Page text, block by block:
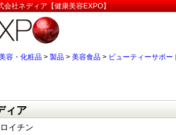
会社ネディア【健康美容EXPO】
容・化粧品 > 製品 > 美容食品 > ビューティーサポー
ィア
イチン